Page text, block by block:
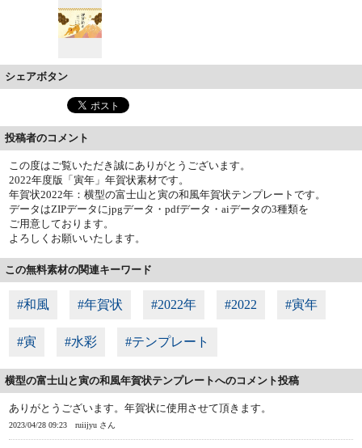
シェアボタン
投稿者のコメント
この度はご覧いただき誠にありがとうございます。
2022年度版「寅年」年賀状素材です。
年賀状2022年：横型の富士山と寅の和風年賀状テンプレートです。
データはZIPデータにjpgデータ・pdfデータ・aiデータの3種類を
ご用意しております。
よろしくお願いいたします。
この無料素材の関連キーワード
#和風 #年賀状 #2022年 #2022 #寅年
#寅 #水彩 #テンプレート
横型の富士山と寅の和風年賀状テンプレートへのコメント投稿
ありがとうございます。年賀状に使用させて頂きます。
2023/04/28 09:23 ruiijyu さん